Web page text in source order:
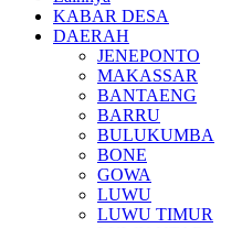
KABAR DESA
DAERAH
JENEPONTO
MAKASSAR
BANTAENG
BARRU
BULUKUMBA
BONE
GOWA
LUWU
LUWU TIMUR